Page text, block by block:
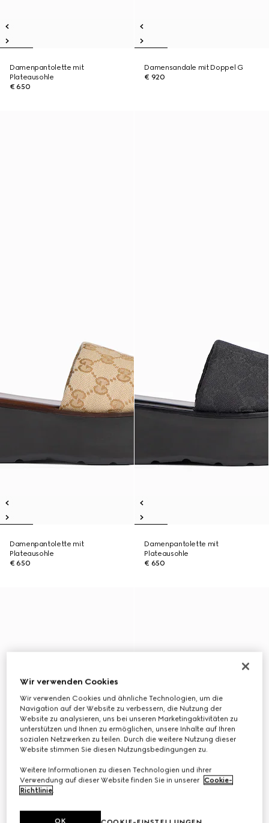
Damenpantolette mit
Plateausohle
€ 650
Damensandale mit Doppel G
€ 920
Damenpantolette mit
Plateausohle
€ 650
Damenpantolette mit
Plateausohle
€ 650
Wir verwenden Cookies
Wir verwenden Cookies und ähnliche Technologien, um die
Navigation auf der Website zu verbessern, die Nutzung der
Website zu analysieren, uns bei unseren Marketingaktivitäten zu
unterstützen und Ihnen zu ermöglichen, unsere Inhalte auf Ihren
sozialen Netzwerken zu teilen. Durch die weitere Nutzung dieser
Website stimmen Sie diesen Nutzungsbedingungen zu.
Weitere Informationen zu diesen Technologien und ihrer
Verwendung auf dieser Website finden Sie in unserer Cookie-
Richtlinie.
OK